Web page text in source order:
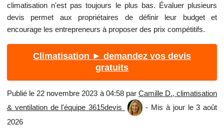
climatisation n'est pas toujours le plus bas. Évaluer plusieurs
devis permet aux propriétaires de définir leur budget et
encourage les entrepreneurs à proposer des prix compétitifs.
Climatisation ► demandez vos devis
gratuits
Publié le 22 novembre 2023 à 04:58 par Camille D., climatisation
& ventilation de l'équipe 3615devis
- Mis à jour le 3 août
2026